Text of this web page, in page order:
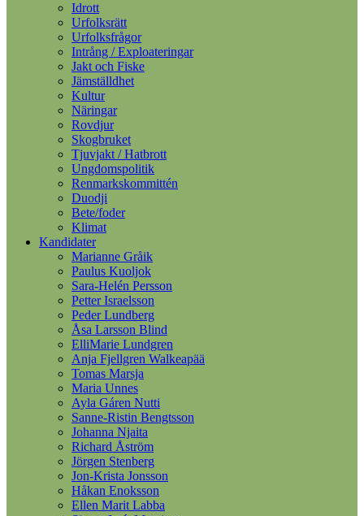
Idrott
Urfolksrätt
Urfolksfrågor
Intrång / Exploateringar
Jakt och Fiske
Jämställdhet
Kultur
Näringar
Rovdjur
Skogbruket
Tjuvjakt / Hatbrott
Ungdomspolitik
Renmarkskommittén
Duodji
Bete/foder
Klimat
Kandidater
Marianne Gråik
Paulus Kuoljok
Sara-Helén Persson
Petter Israelsson
Peder Lundberg
Åsa Larsson Blind
ElliMarie Lundgren
Anja Fjellgren Walkeapää
Tomas Marsja
Maria Unnes
Ayla Gáren Nutti
Sanne-Ristin Bengtsson
Johanna Njaita
Richard Åström
Jörgen Stenberg
Jon-Krista Jonsson
Håkan Enoksson
Ellen Marit Labba